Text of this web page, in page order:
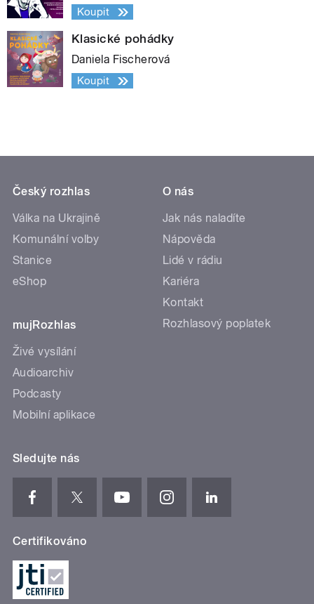
Koupit
Klasické pohádky
Daniela Fischerová
Koupit
Český rozhlas
Válka na Ukrajině
Komunální volby
Stanice
eShop
mujRozhlas
Živé vysílání
Audioarchiv
Podcasty
Mobilní aplikace
O nás
Jak nás naladíte
Nápověda
Lidé v rádiu
Kariéra
Kontakt
Rozhlasový poplatek
Sledujte nás
Certifikováno